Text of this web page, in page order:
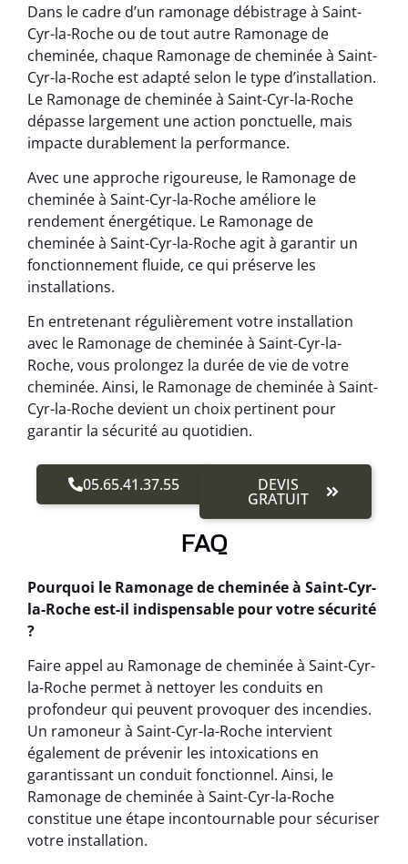
Dans le cadre d’un ramonage débistrage à Saint-
Cyr-la-Roche ou de tout autre Ramonage de
cheminée, chaque Ramonage de cheminée à Saint-
Cyr-la-Roche est adapté selon le type d’installation.
Le Ramonage de cheminée à Saint-Cyr-la-Roche
dépasse largement une action ponctuelle, mais
impacte durablement la performance.
Avec une approche rigoureuse, le Ramonage de
cheminée à Saint-Cyr-la-Roche améliore le
rendement énergétique. Le Ramonage de
cheminée à Saint-Cyr-la-Roche agit à garantir un
fonctionnement fluide, ce qui préserve les
installations.
En entretenant régulièrement votre installation
avec le Ramonage de cheminée à Saint-Cyr-la-
Roche, vous prolongez la durée de vie de votre
cheminée. Ainsi, le Ramonage de cheminée à Saint-
Cyr-la-Roche devient un choix pertinent pour
garantir la sécurité au quotidien.
05.65.41.37.55 DEVIS
GRATUIT
FAQ
Pourquoi le Ramonage de cheminée à Saint-Cyr-
la-Roche est-il indispensable pour votre sécurité
?
Faire appel au Ramonage de cheminée à Saint-Cyr-
la-Roche permet à nettoyer les conduits en
profondeur qui peuvent provoquer des incendies.
Un ramoneur à Saint-Cyr-la-Roche intervient
également de prévenir les intoxications en
garantissant un conduit fonctionnel. Ainsi, le
Ramonage de cheminée à Saint-Cyr-la-Roche
constitue une étape incontournable pour sécuriser
votre installation.